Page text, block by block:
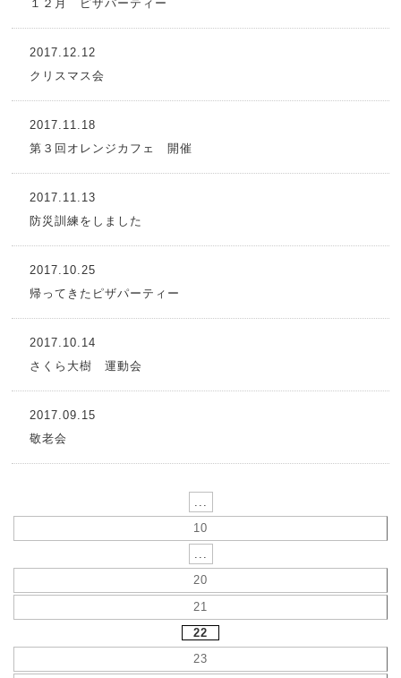
１２月 ピザパーティー
2017.12.12
クリスマス会
2017.11.18
第３回オレンジカフェ 開催
2017.11.13
防災訓練をしました
2017.10.25
帰ってきたピザパーティー
2017.10.14
さくら大樹 運動会
2017.09.15
敬老会
...
10
...
20
21
22
23